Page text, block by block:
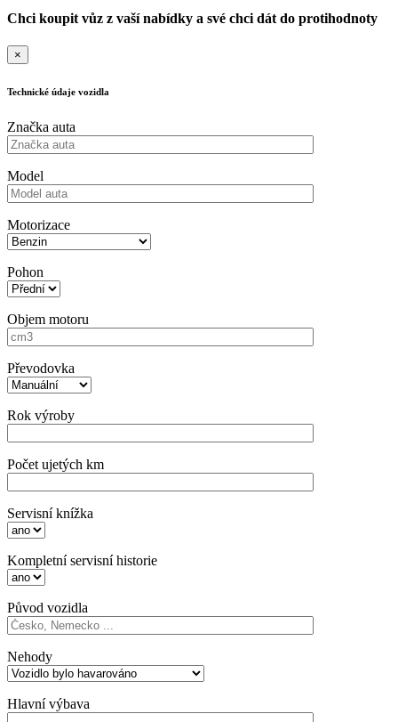
Chci koupit vůz z vaší nabídky a své chci dát do protihodnoty
×
Technické údaje vozidla
Značka auta
Model
Motorizace
Pohon
Objem motoru
Převodovka
Rok výroby
Počet ujetých km
Servisní knížka
Kompletní servisní historie
Původ vozidla
Nehody
Hlavní výbava